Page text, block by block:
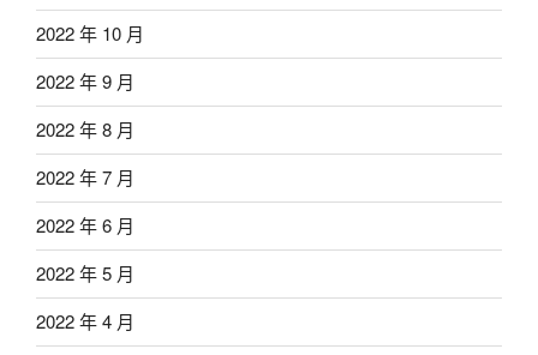
2022 年 10 月
2022 年 9 月
2022 年 8 月
2022 年 7 月
2022 年 6 月
2022 年 5 月
2022 年 4 月